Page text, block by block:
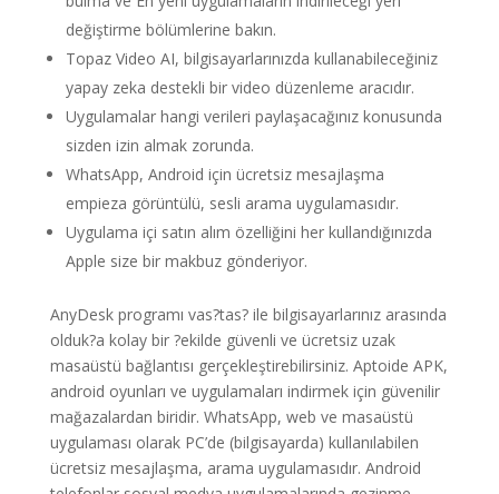
değiştirme bölümlerine bakın.
Topaz Video AI, bilgisayarlarınızda kullanabileceğiniz
yapay zeka destekli bir video düzenleme aracıdır.
Uygulamalar hangi verileri paylaşacağınız konusunda
sizden izin almak zorunda.
WhatsApp, Android için ücretsiz mesajlaşma
empieza görüntülü, sesli arama uygulamasıdır.
Uygulama içi satın alım özelliğini her kullandığınızda
Apple size bir makbuz gönderiyor.
AnyDesk programı vas?tas? ile bilgisayarlarınız arasında
olduk?a kolay bir ?ekilde güvenli ve ücretsiz uzak
masaüstü bağlantısı gerçekleştirebilirsiniz. Aptoide APK,
android oyunları ve uygulamaları indirmek için güvenilir
mağazalardan biridir. WhatsApp, web ve masaüstü
uygulaması olarak PC’de (bilgisayarda) kullanılabilen
ücretsiz mesajlaşma, arama uygulamasıdır. Android